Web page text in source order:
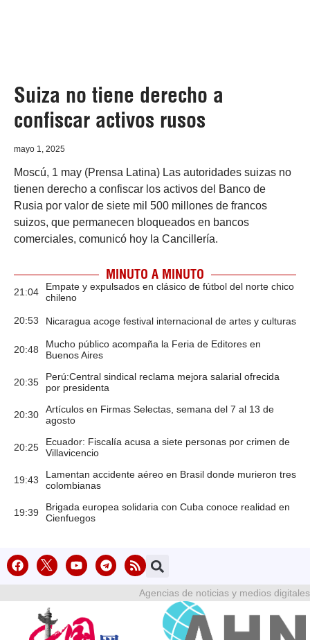
Suiza no tiene derecho a
confiscar activos rusos
mayo 1, 2025
Moscú, 1 may (Prensa Latina) Las autoridades suizas no
tienen derecho a confiscar los activos del Banco de
Rusia por valor de siete mil 500 millones de francos
suizos, que permanecen bloqueados en bancos
comerciales, comunicó hoy la Cancillería.
MINUTO A MINUTO
21:04
Empate y expulsados en clásico de fútbol del norte chico
chileno
20:53 Nicaragua acoge festival internacional de artes y culturas
20:48
Mucho público acompaña la Feria de Editores en
Buenos Aires
20:35
Perú:Central sindical reclama mejora salarial ofrecida
por presidenta
20:30
Artículos en Firmas Selectas, semana del 7 al 13 de
agosto
20:25
Ecuador: Fiscalía acusa a siete personas por crimen de
Villavicencio
19:43
Lamentan accidente aéreo en Brasil donde murieron tres
colombianas
19:39
Brigada europea solidaria con Cuba conoce realidad en
Cienfuegos
Agencias de noticias y medios digitales